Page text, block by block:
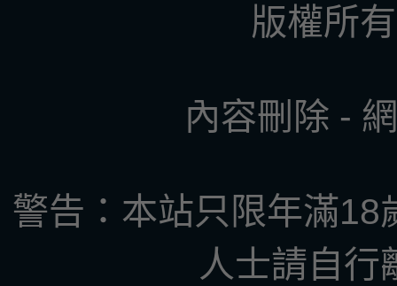
版權所
內容刪除 -
警告：本站只限年滿18
人士請自行